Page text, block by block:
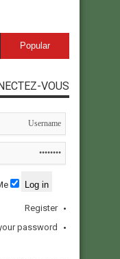
Popular
VOUS
Register
password?